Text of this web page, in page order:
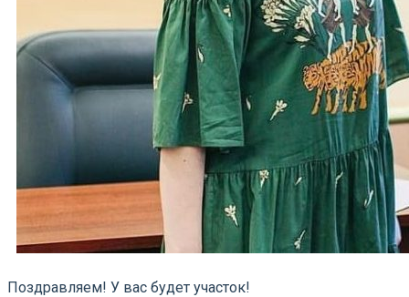
Поздравляем! У вас будет участок!